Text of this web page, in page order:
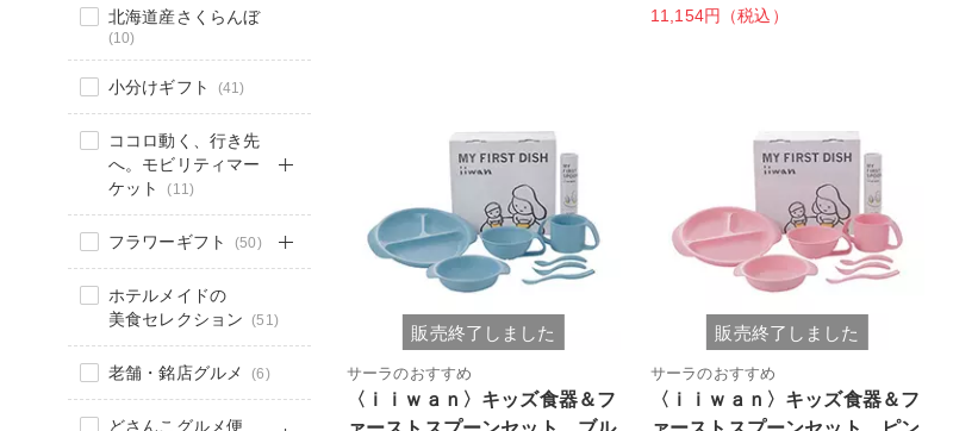
北海道産さくらんぼ
(10)
小分けギフト (41)
ココロ動く、行き先
へ。モビリティマー
ケット
(11)
フラワーギフト (50)
ホテルメイドの
美食セレクション (51)
老舗・銘店グルメ (6)
どさんこグルメ便
11,154円（税込）
販売終了しました
サーラのおすすめ
〈ｉｉｗａｎ〉キッズ食器＆フ
販売終了しました
サーラのおすすめ
〈ｉｉｗａｎ〉キッズ食器＆フ